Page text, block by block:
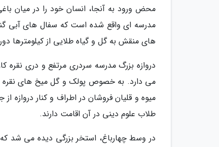
محض ورود به آنجا، انسان خود را در میان
مدرسه ای واقع شده است که سفال های آبی
های منقش به گل و گیاه طلایی از کیلومترها
دروازه بزرگ مدرسه سردری مرتفع و دری نقره
می دارد. به خصوص پولک و گل میخ های
میوه و قلیان فروشان در اطراف و کنار
طلاب علوم دینی در آن اقامت دارند.
در وسط چهارباغ، استخر بزرگی دیده می شد